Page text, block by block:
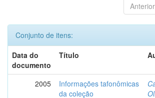
Anterior
Conjunto de itens:
Data do
documento
Título
2005
Informações tafonômicas
da coleção